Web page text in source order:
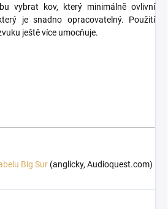
vybrat kov, který minimálně ovlivní
je snadno opracovatelný. Použití
ještě více umocňuje.
Big Sur (anglicky, Audioquest.com)